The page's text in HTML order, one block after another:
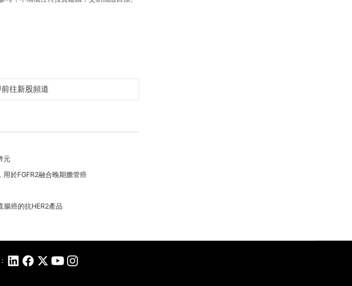
往新股頻道
元
於FGFR2融合晚期膽管癌
癌的抗HER2產品